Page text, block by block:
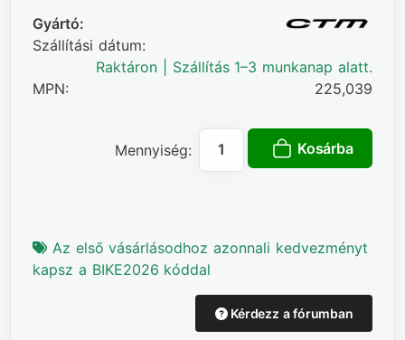
Gyártó:
Szállítási dátum:
Raktáron | Szállítás 1–3 munkanap alatt.
MPN:
225,039
Mennyiség: Kosárba
Az első vásárlásodhoz azonnali kedvezményt
kapsz a BIKE2026 kóddal
Kérdezz a fórumban